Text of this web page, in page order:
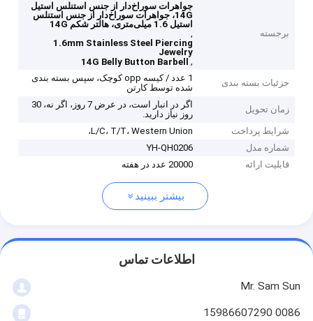
برجسته
جواهرات سوراخ‌دار از جنس استنلس استیل
14G، جواهرات سوراخ‌دار از جنس استنلس
استیل 1.6 میلی‌متری، هالتر شکم 14G
,
1.6mm Stainless Steel Piercing
Jewelry
,
14G Belly Button Barbell
جزئیات بسته بندی
1 عدد / کیسه opp کوچک، سپس بسته بندی
شده توسط کارتن
زمان تحویل
اگر در انبار است، در عرض 7 روز، اگر نه، 30
روز نیاز دارید.
شرایط پرداخت
L/C، T/T، Western Union،
شماره مدل
YH-QH0206
قابلیت ارائه
20000 عدد در هفته
بیشتر ببینید
اطلاعات تماس
Mr. Sam Sun
0086 15986607290